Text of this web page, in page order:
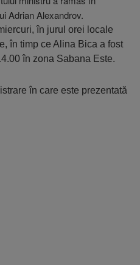
Adrian Alexandrov.
în jurul orei locale
în timp ce Alina Bica a fost
în zona Sabana Este.
în care este prezentată